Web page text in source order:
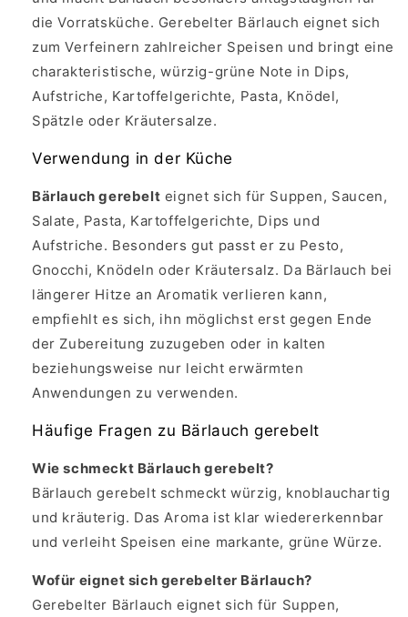
die Vorratsküche. Gerebelter Bärlauch eignet sich
zum Verfeinern zahlreicher Speisen und bringt eine
charakteristische, würzig-grüne Note in Dips,
Aufstriche, Kartoffelgerichte, Pasta, Knödel,
Spätzle oder Kräutersalze.
Verwendung in der Küche
Bärlauch gerebelt eignet sich für Suppen, Saucen,
Salate, Pasta, Kartoffelgerichte, Dips und
Aufstriche. Besonders gut passt er zu Pesto,
Gnocchi, Knödeln oder Kräutersalz. Da Bärlauch bei
längerer Hitze an Aromatik verlieren kann,
empfiehlt es sich, ihn möglichst erst gegen Ende
der Zubereitung zuzugeben oder in kalten
beziehungsweise nur leicht erwärmten
Anwendungen zu verwenden.
Häufige Fragen zu Bärlauch gerebelt
Wie schmeckt Bärlauch gerebelt?
Bärlauch gerebelt schmeckt würzig, knoblauchartig
und kräuterig. Das Aroma ist klar wiedererkennbar
und verleiht Speisen eine markante, grüne Würze.
Wofür eignet sich gerebelter Bärlauch?
Gerebelter Bärlauch eignet sich für Suppen,